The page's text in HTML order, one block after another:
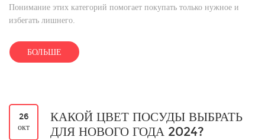
Понимание этих категорий помогает покупать только нужное и
избегать лишнего.
БОЛЬШЕ
26
окт
КАКОЙ ЦВЕТ ПОСУДЫ ВЫБРАТЬ
ДЛЯ НОВОГО ГОДА 2024?